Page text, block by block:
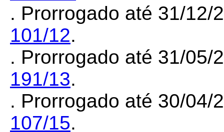
. Prorrogado até 31/12/
101/12.
. Prorrogado até 31/05/
191/13.
. Prorrogado até 30/04/
107/15.